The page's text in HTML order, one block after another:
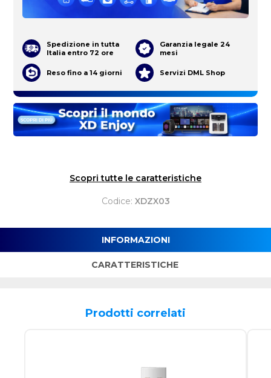
Scopri tutte le caratteristiche
Codice: XDZX03
Spedizione in tutta
Italia entro 72 ore
Garanzia legale 24
mesi
Reso fino a 14 giorni Servizi DML Shop
INFORMAZIONI
CARATTERISTICHE
Prodotti correlati